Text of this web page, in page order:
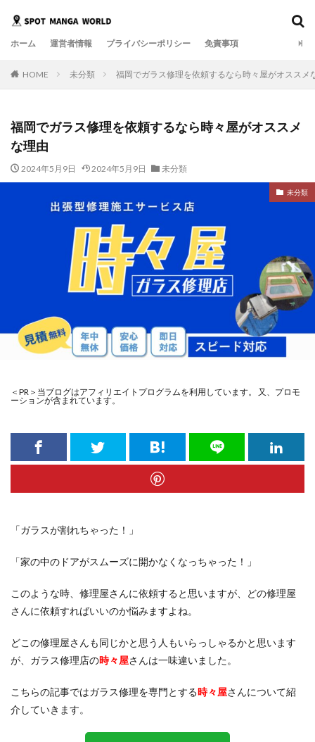
ホーム 運営者情報 プライバシーポリシー 免責事項
HOME 未分類 福岡でガラス修理を依頼するなら時々屋がオススメ
福岡でガラス修理を依頼するなら時々屋がオススメ
な理由
2024年5月9日 2024年5月9日 未分類
未分類
＜PR＞当ブログはアフィリエイトプログラムを利用しています。 又、プロモ
ーションが含まれています。
「ガラスが割れちゃった！」
「家の中のドアがスムーズに開かなくなっちゃった！」
このような時、修理屋さんに依頼すると思いますが、どの修理屋
さんに依頼すればいいのか悩みますよね。
どこの修理屋さんも同じかと思う人もいらっしゃるかと思います
が、ガラス修理店の時々屋さんは一味違いました。
こちらの記事ではガラス修理を専門とする時々屋さんについて紹
介していきます。